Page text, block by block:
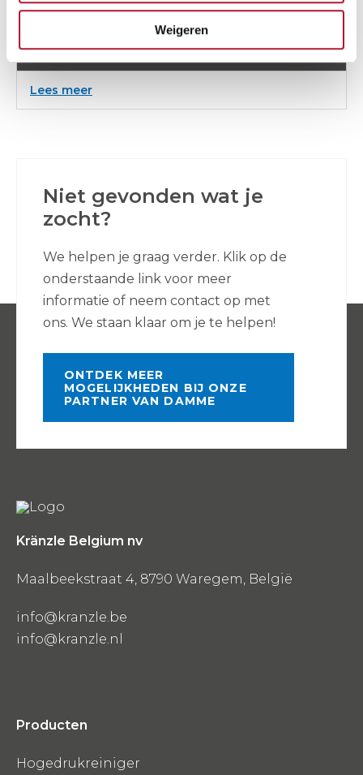
Weigeren
Rioolrat 40 M (M22)
Lees meer:
Rioolrat
40
Niet gevonden wat je
zocht?
We helpen je graag verder. Klik op de
onderstaande link voor meer
informatie of neem contact op met
ons. We staan klaar om je te helpen!
ONTDEK MEER
MOGELIJKHEDEN BIJ ONZE
PARTNER VAN DAMME
Kränzle Belgium nv
Maalbeekstraat 4, 8790 Waregem, België
info@kranzle.be
info@kranzle.nl
Producten
Hogedrukreiniger